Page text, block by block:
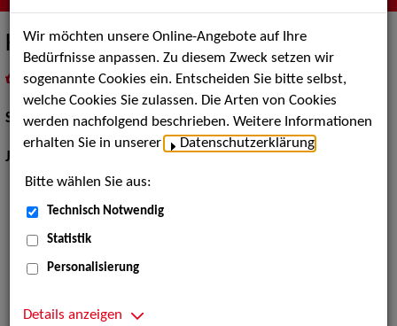
Katharina Lütten
als PDF speichern
inMeine Merklistelegen
Schauspiel:Bühne
Jahrgang:
Wir möchten unsere Online-Angebote auf Ihre
Bedürfnisse anpassen. Zu diesem Zweck setzen wir
sogenannte Cookies ein. Entscheiden Sie bitte selbst,
welche Cookies Sie zulassen. Die Arten von Cookies
werden nachfolgend beschrieben. Weitere Informationen
erhalten Sie in unserer
Datenschutzerklärung
Bitte wählen Sie aus:
Technisch Notwendig
Statistik
Personalisierung
Details anzeigen